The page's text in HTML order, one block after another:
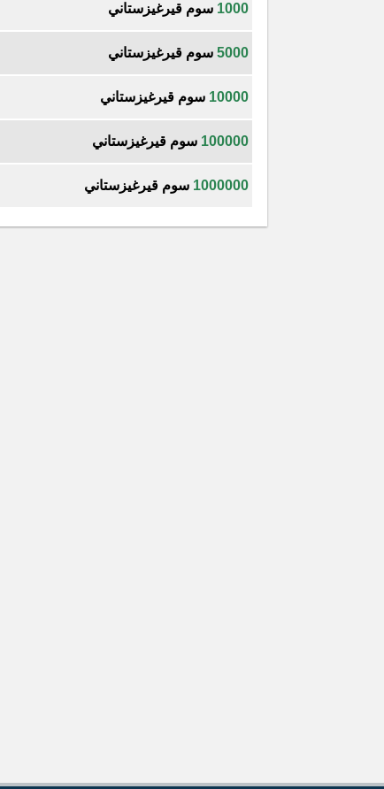
1000 سوم قيرغيزستاني
5000 سوم قيرغيزستاني
10000 سوم قيرغيزستاني
100000 سوم قيرغيزستاني
1000000 سوم قيرغيزستاني